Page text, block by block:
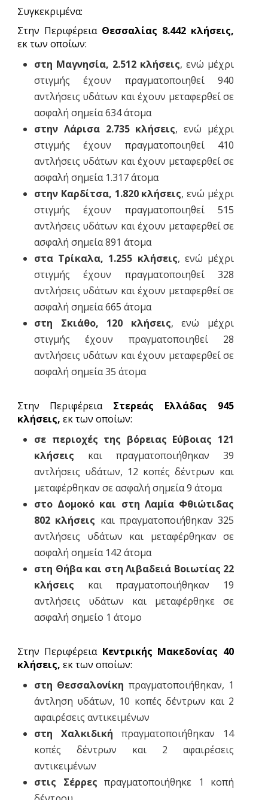
Συγκεκριμένα:
Στην Περιφέρεια Θεσσαλίας 8.442 κλήσεις,
εκ των οποίων:
στη Μαγνησία, 2.512 κλήσεις, ενώ μέχρι
στιγμής έχουν πραγματοποιηθεί 940
αντλήσεις υδάτων και έχουν μεταφερθεί σε
ασφαλή σημεία 634 άτομα
στην Λάρισα 2.735 κλήσεις, ενώ μέχρι
στιγμής έχουν πραγματοποιηθεί 410
αντλήσεις υδάτων και έχουν μεταφερθεί σε
ασφαλή σημεία 1.317 άτομα
στην Καρδίτσα, 1.820 κλήσεις, ενώ μέχρι
στιγμής έχουν πραγματοποιηθεί 515
αντλήσεις υδάτων και έχουν μεταφερθεί σε
ασφαλή σημεία 891 άτομα
στα Τρίκαλα, 1.255 κλήσεις, ενώ μέχρι
στιγμής έχουν πραγματοποιηθεί 328
αντλήσεις υδάτων και έχουν μεταφερθεί σε
ασφαλή σημεία 665 άτομα
στη Σκιάθο, 120 κλήσεις, ενώ μέχρι
στιγμής έχουν πραγματοποιηθεί 28
αντλήσεις υδάτων και έχουν μεταφερθεί σε
ασφαλή σημεία 35 άτομα
Στην ΠεριφέρειαΣτερεάς Ελλάδας 945
κλήσεις, εκ των οποίων:
σε περιοχές της βόρειας Εύβοιας 121
κλήσεις και πραγματοποιήθηκαν 39
αντλήσεις υδάτων, 12 κοπές δέντρων και
μεταφέρθηκαν σε ασφαλή σημεία 9 άτομα
στο Δομοκό και στη Λαμία Φθιώτιδας
802 κλήσεις και πραγματοποιήθηκαν 325
αντλήσεις υδάτων και μεταφέρθηκαν σε
ασφαλή σημεία 142 άτομα
στη Θήβα και στη Λιβαδειά Βοιωτίας 22
κλήσεις και πραγματοποιήθηκαν 19
αντλήσεις υδάτων και μεταφέρθηκε σε
ασφαλή σημείο 1 άτομο
Στην ΠεριφέρειαΚεντρικής Μακεδονίας 40
κλήσεις, εκ των οποίων:
στη Θεσσαλονίκη πραγματοποιήθηκαν, 1
άντληση υδάτων, 10 κοπές δέντρων και 2
αφαιρέσεις αντικειμένων
στη Χαλκιδική πραγματοποιήθηκαν 14
κοπές δέντρων και 2 αφαιρέσεις
αντικειμένων
στις Σέρρες πραγματοποιήθηκε 1 κοπή